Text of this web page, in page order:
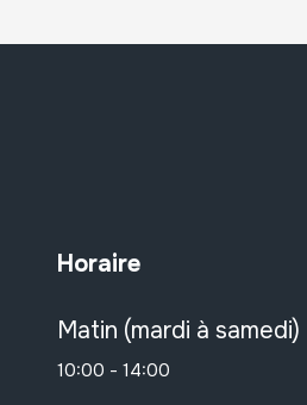
Horaire
Matin (mardi à samedi)
10:00 - 14:00